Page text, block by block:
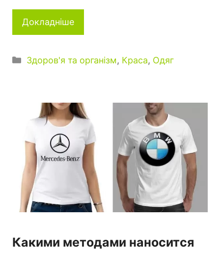
Докладніше
Категорії
Здоров'я та організм, Краса, Одяг
Какими методами наносится